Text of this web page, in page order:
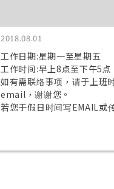
2018.08.01
工作日期:星期一至星期五
工作时间:早上8点至下午5点
如有需联络事项，请于上班
email，谢谢您。
若您于假日时间写EMAIL或